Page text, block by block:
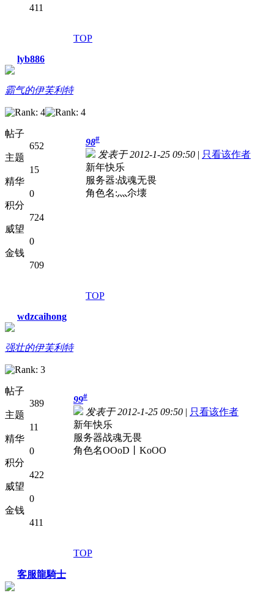
411
TOP
lyb886
霸气的伊芙利特
帖子
652
主题
15
精华
0
积分
724
威望
0
金钱
709
98#
发表于 2012-1-25 09:50 | 只看该作者
新年快乐
服务器:战魂无畏
角色名:灬尒壊
TOP
wdzcaihong
强壮的伊芙利特
帖子
389
主题
11
精华
0
积分
422
威望
0
金钱
411
99#
发表于 2012-1-25 09:50 | 只看该作者
新年快乐
服务器战魂无畏
角色名OOoD丨KoOO
TOP
客服龍騎士